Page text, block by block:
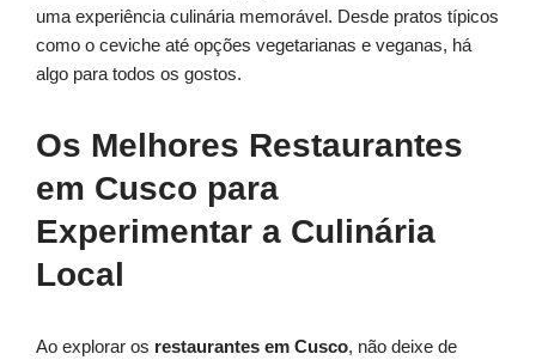
uma experiência culinária memorável. Desde pratos típicos
como o ceviche até opções vegetarianas e veganas, há
algo para todos os gostos.
Os Melhores Restaurantes
em Cusco para
Experimentar a Culinária
Local
Ao explorar os restaurantes em Cusco, não deixe de